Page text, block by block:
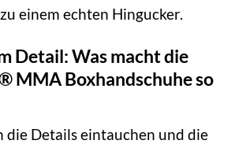
einem echten Hingucker.
Detail: Was macht die
MMA Boxhandschuhe so
die Details eintauchen und die